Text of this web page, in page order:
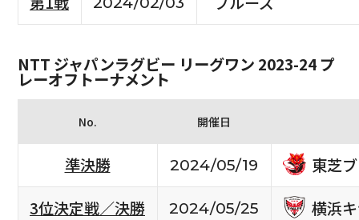
NTT ジャパンラグビー リーグワン 2023-24 プ
レーオフトーナメント
No. 開催日
準決勝 2024/05/19
東芝
3位決定戦／決勝
2024/05/25 横浜